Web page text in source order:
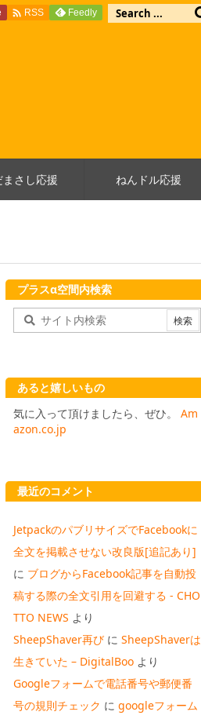
まさし応援 ねんドル応援
 RSS Feedly
プラスα空間内検索
あると嬉しいもの
気に入って頂けましたら、ぜひ。 Am
azon.co.jp
最近のコメント
JetpackのパブリサイズでFacebookに
全文を掲載させない改良版[追記あり]
に ブログからFacebook記事を自動投
稿する際の全文引用を回避する - CHO
TTO NEWS より
SheepShaver再び に SheepShaverは
生きていた – DigitalBoo より
Googleフォームで電話番号や郵便番
号の規則チェック に googleフォーム